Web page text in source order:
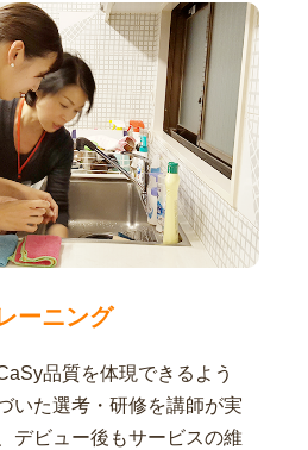
ーニング
品質を体現できるよう
いた選考・研修を講師が実
デビュー後もサービスの維